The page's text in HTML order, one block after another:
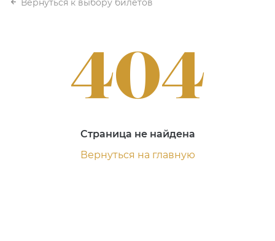
Вернуться к выбору билетов
404
Страница не найдена
Вернуться на главную